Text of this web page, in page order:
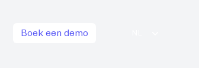
Boek een demo